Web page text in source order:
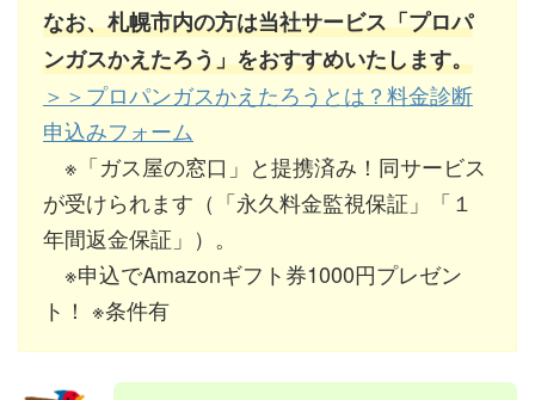
なお、札幌市内の方は当社サービス「プロパ
ンガスかえたろう」をおすすめいたします。
＞＞プロパンガスかえたろうとは？料金診断
申込みフォーム
※「ガス屋の窓口」と提携済み！同サービス
が受けられます（「永久料金監視保証」「１
年間返金保証」）。
※申込でAmazonギフト券1000円プレゼン
ト！ ※条件有